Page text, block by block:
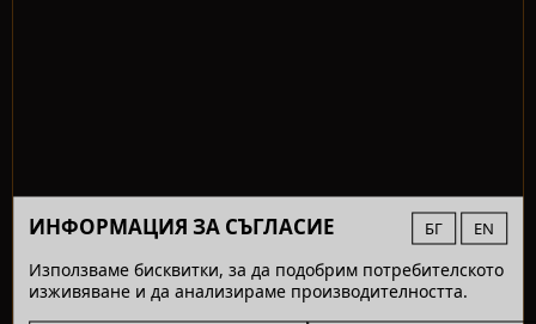
ИНФОРМАЦИЯ ЗА СЪГЛАСИЕ БГ EN
Използваме бисквитки, за да подобрим потребителското
изживяване и да анализираме производителността.